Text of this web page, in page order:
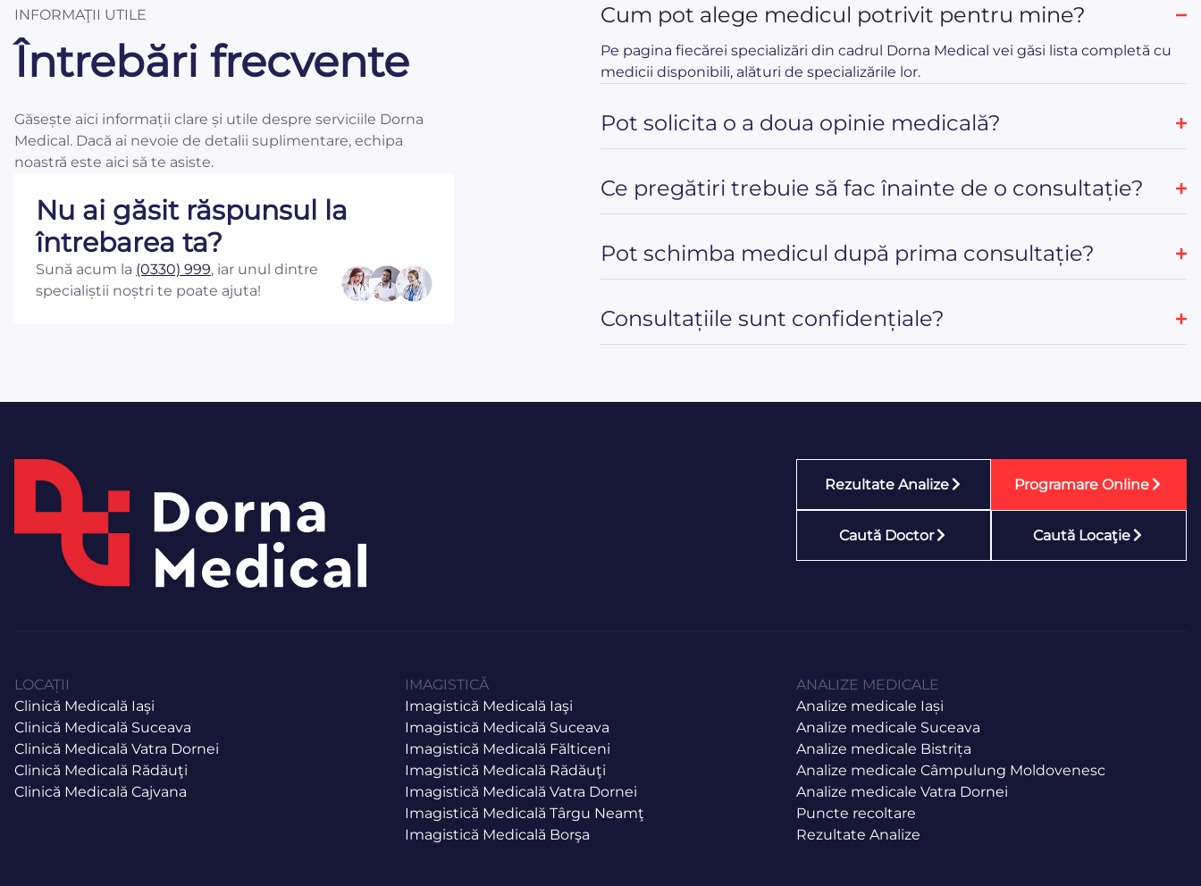
INFORMAŢII UTILE
Întrebări frecvente
Găsește aici informații clare și utile despre serviciile Dorna
Medical. Dacă ai nevoie de detalii suplimentare, echipa
noastră este aici să te asiste.
Nu ai găsit răspunsul la
întrebarea ta?
Sună acum la (0330) 999, iar unul dintre
specialiștii noștri te poate ajuta!
Cum pot alege medicul potrivit pentru mine?
Pe pagina fiecărei specializări din cadrul Dorna Medical vei găsi lista completă cu
medicii disponibili, alături de specializările lor.
Pot solicita o a doua opinie medicală?
Ce pregătiri trebuie să fac înainte de o consultație?
Pot schimba medicul după prima consultație?
Consultațiile sunt confidențiale?
Rezultate Analize Programare Online
Caută Doctor Caută Locaţie
LOCAȚII
Clinică Medicală Iaşi
Clinică Medicală Suceava
Clinică Medicală Vatra Dornei
Clinică Medicală Rădăuţi
Clinică Medicală Cajvana
IMAGISTICĂ
Imagistică Medicală Iaşi
Imagistică Medicală Suceava
Imagistică Medicală Fălticeni
Imagistică Medicală Rădăuţi
Imagistică Medicală Vatra Dornei
Imagistică Medicală Târgu Neamţ
Imagistică Medicală Borşa
ANALIZE MEDICALE
Analize medicale Iași
Analize medicale Suceava
Analize medicale Bistrița
Analize medicale Câmpulung Moldovenesc
Analize medicale Vatra Dornei
Puncte recoltare
Rezultate Analize